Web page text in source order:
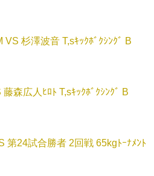
杉澤波音 T,sｷｯｸﾎﾞｸｼﾝｸﾞ B
森広人ﾋﾛﾄ T,sｷｯｸﾎﾞｸｼﾝｸﾞ B
第24試合勝者 2回戦 65kgﾄｰﾅﾒﾝﾄ